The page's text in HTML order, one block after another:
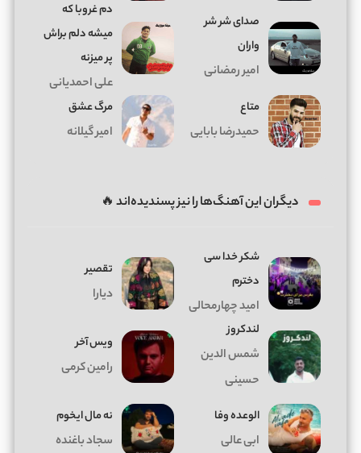
صدای شر شر
واران
امیر رمضانی
دم غروبا که
میشه دلم براش
پر میزنه
علی احمدیانی
متاع
حمیدرضا بابایی
مرگ عشق
امیر گیلانه
دیگران این آهنگ‌ها را نیز پسندیده‌اند 🔥
شکر خدا سی
دخترم
امید چهارمحالی
تقصیر
دیارا
لندکروز
شمس الدین
حسینی
ویس آخر
رامین کرمی
الوعده وفا
ابی عالی
ﻧﻪ ﻣﺎل اﻳﺨﻮم
سجاد باغنده